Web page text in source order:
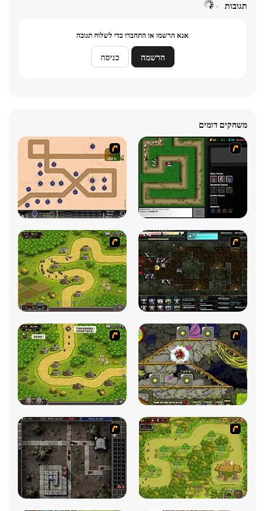
תגובות
אנא הרשמו או התחברו כדי לשלוח תגובה
הרשמה כניסה
משחקים דומים